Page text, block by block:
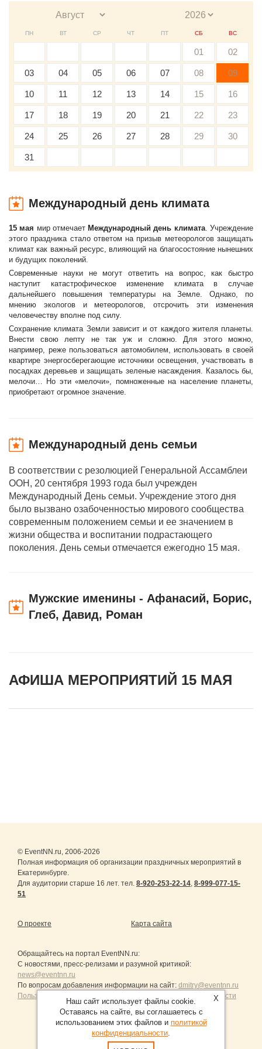
ПН ВТ СР ЧТ ПТ СБ ВС
01 02
03 04 05 06 07 08 09
10 11 12 13 14 15 16
17 18 19 20 21 22 23
24 25 26 27 28 29 30
31
Международный день климата
15 мая мир отмечает Международный день климата. Учреждение
этого праздника стало ответом на призыв метеорологов защищать
климат как важный ресурс, влияющий на благосостояние нынешних
и будущих поколений.
Современные науки не могут ответить на вопрос, как быстро
наступит катастрофическое изменение климата в случае
дальнейшего повышения температуры на Земле. Однако, по
мнению экологов и метеорологов, отсрочить эти изменения
человечеству вполне под силу.
Сохранение климата Земли зависит и от каждого жителя планеты.
Внести свою лепту не так уж и сложно. Для этого можно,
например, реже пользоваться автомобилем, использовать в своей
квартире энергосберегающие источники освещения, участвовать в
посадках деревьев и защищать зеленые насаждения. Казалось бы,
мелочи… Но эти «мелочи», помноженные на население планеты,
приобретают огромное значение.
Международный день семьи
В соответствии с резолюцией Генеральной Ассамблеи
ООН, 20 сентября 1993 года был учрежден
Международный День семьи. Учреждение этого дня
было вызвано озабоченностью мирового сообщества
современным положением семьи и ее значением в
жизни общества и воспитании подрастающего
поколения. День семьи отмечается ежегодно 15 мая.
Мужские именины - Афанасий, Борис,
Глеб, Давид, Роман
АФИША МЕРОПРИЯТИЙ 15 МАЯ
© EventNN.ru, 2006-2026
Полная информация об организации праздничных мероприятий в
Екатеринбурге.
Для аудитории старше 16 лет. тел. 8-920-253-22-14, 8-999-077-15-
51
О проекте Карта сайта
Обращайтесь на портал EventNN.ru:
С новостями, пресс-релизами и разумной критикой:
news@eventnn.ru
По вопросам добавления информации на сайт: dmitry@eventnn.ru
Пользовательское Соглашение и политика конфиденциальности
Продвижение сайтов Санкт-Петербург
X
Наш сайт использует файлы cookie.
Оставаясь на сайте, вы соглашаетесь с
использованием этих файлов и политикой
конфиденциальности.